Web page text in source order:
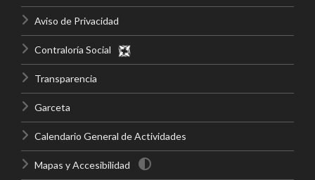
Aviso de Privacidad
Contraloría Social
Transparencia
Garceta
Calendario General de Actividades
Mapas y Accesibilidad